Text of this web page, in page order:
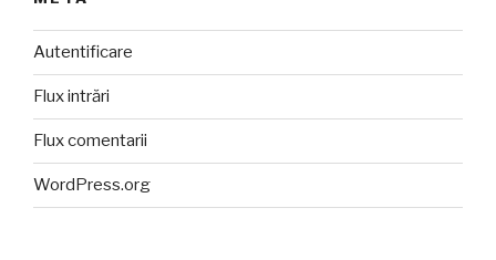
Autentificare
Flux intrări
Flux comentarii
WordPress.org